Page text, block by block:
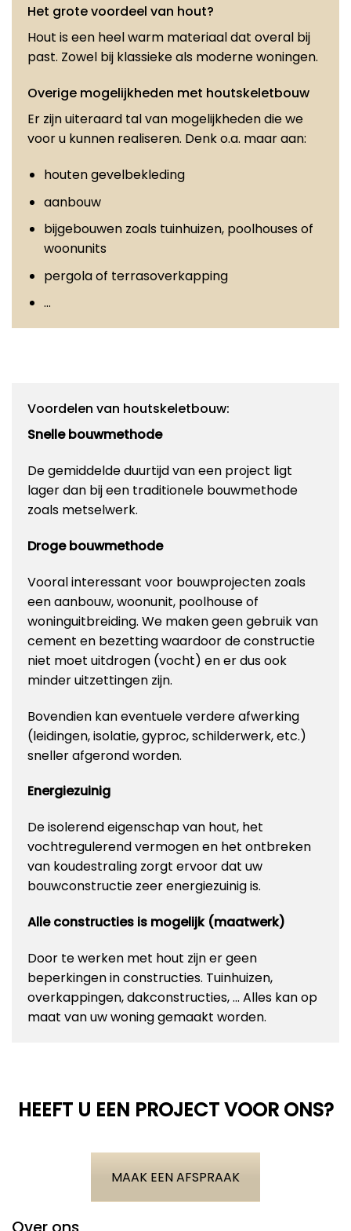
Het grote voordeel van hout?
Hout is een heel warm materiaal dat overal bij
past. Zowel bij klassieke als moderne woningen.
Overige mogelijkheden met houtskeletbouw
Er zijn uiteraard tal van mogelijkheden die we
voor u kunnen realiseren. Denk o.a. maar aan:
houten gevelbekleding
aanbouw
bijgebouwen zoals tuinhuizen, poolhouses of
woonunits
pergola of terrasoverkapping
…
Voordelen van houtskeletbouw:
Snelle bouwmethode
De gemiddelde duurtijd van een project ligt
lager dan bij een traditionele bouwmethode
zoals metselwerk.
Droge bouwmethode
Vooral interessant voor bouwprojecten zoals
een aanbouw, woonunit, poolhouse of
woninguitbreiding. We maken geen gebruik van
cement en bezetting waardoor de constructie
niet moet uitdrogen (vocht) en er dus ook
minder uitzettingen zijn.
Bovendien kan eventuele verdere afwerking
(leidingen, isolatie, gyproc, schilderwerk, etc.)
sneller afgerond worden.
Energiezuinig
De isolerend eigenschap van hout, het
vochtregulerend vermogen en het ontbreken
van koudestraling zorgt ervoor dat uw
bouwconstructie zeer energiezuinig is.
Alle constructies is mogelijk (maatwerk)
Door te werken met hout zijn er geen
beperkingen in constructies. Tuinhuizen,
overkappingen, dakconstructies, … Alles kan op
maat van uw woning gemaakt worden.
HEEFT U EEN PROJECT VOOR ONS?
MAAK EEN AFSPRAAK